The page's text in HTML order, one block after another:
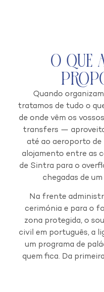
O que
Quando
tratamos de tudo o
de onde vêm os
transfers —
até ao aeroporto
alojamento entre as
de Sintra para o
chegadas de
Na frente
cerimónia e para o
zona protegida, o
civil em português, a
um programa de
quem fica. Da